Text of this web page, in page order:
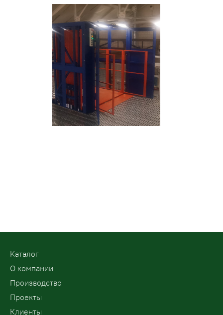
Kаталог
О компании
Производство
Проекты
Клиенты